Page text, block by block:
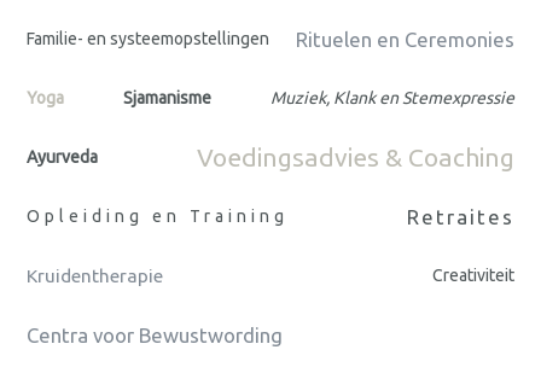
Familie- en systeemopstellingen Rituelen en Ceremonies
Yoga Sjamanisme Muziek, Klank en Stemexpressie
Ayurveda Voedingsadvies & Coaching
Opleiding en Training Retraites
Kruidentherapie Creativiteit
Centra voor Bewustwording